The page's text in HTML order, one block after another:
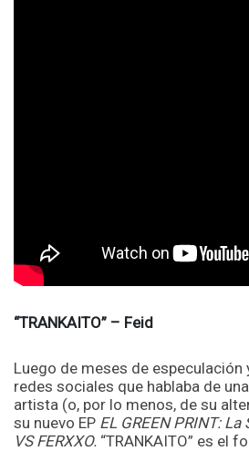
“TRANKAITO” – Feid
Luego de meses de especulación
redes sociales que hablaba de
artista (o, por lo menos, de su
su nuevo EP EL GREEN PRINT:
VS FERXXO. “TRANKAITO” es el